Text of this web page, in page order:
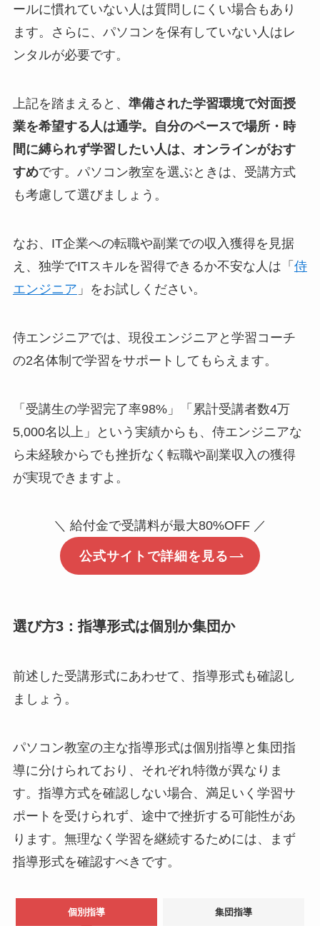
ールに慣れていない人は質問しにくい場合もあり
ます。さらに、パソコンを保有していない人はレ
ンタルが必要です。
上記を踏まえると、 準備された学習環境で対面授
業を希望する人は通学。自分のペースで場所・時
間に縛られず学習したい人は、オンラインがおす
すめです。パソコン教室を選ぶときは、受講方式
も考慮して選びましょう。
なお、IT企業への転職や副業での収入獲得を見据
え、独学でITスキルを習得できるか不安な人は「 侍
エンジニア 」をお試しください。
侍エンジニアでは、現役エンジニアと学習コーチ
の2名体制で学習をサポートしてもらえます。
「受講生の学習完了率98%」「累計受講者数4万
5,000名以上」という実績からも、侍エンジニアな
ら未経験からでも挫折なく転職や副業収入の獲得
が実現できますよ。
＼ 給付金で受講料が最大80%OFF ／
公式サイトで詳細を見る
選び方3：指導形式は個別か集団か
前述した受講形式にあわせて、指導形式も確認し
ましょう。
パソコン教室の主な指導形式は個別指導と集団指
導に分けられており、それぞれ特徴が異なりま
す。指導方式を確認しない場合、満足いく学習サ
ポートを受けられず、途中で挫折する可能性があ
ります。無理なく学習を継続するためには、まず
指導形式を確認すべきです。
個別指導 集団指導